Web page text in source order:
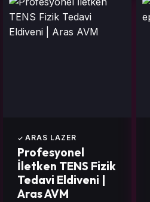
ARAS LAZER
Profesyonel
İletken TENS Fizik
Tedavi Eldiveni |
Aras AVM